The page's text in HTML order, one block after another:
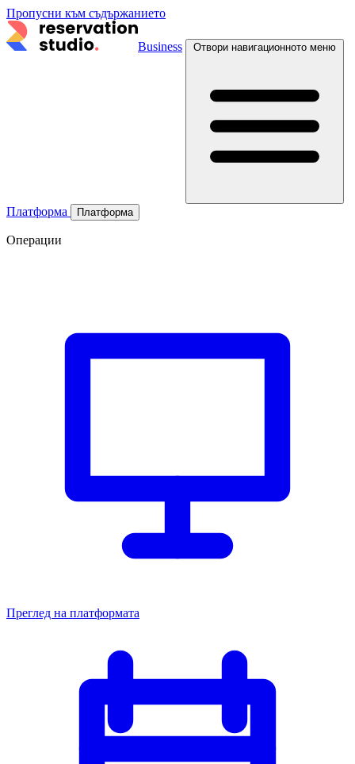
Пропусни към съдържанието
Business Отвори навигационното меню
Платформа Платформа
Операции
Преглед на платформата